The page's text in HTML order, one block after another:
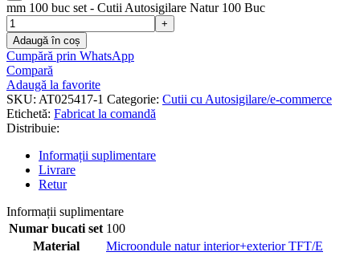
mm 100 buc set - Cutii Autosigilare Natur 100 Buc
Adaugă în coș
Cumpără prin WhatsApp
Compară
Adaugă la favorite
SKU: AT025417-1 Categorie: Cutii cu Autosigilare/e-commerce
Etichetă: Fabricat la comandă
Distribuie:
Informații suplimentare
Livrare
Retur
Informații suplimentare
Numar bucati set 100
Material
Microondule natur interior+exterior TFT/E